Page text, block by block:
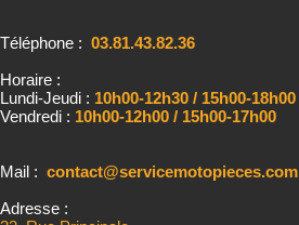
Téléphone : 03.81.43.82.36
Horaire :
Lundi-Jeudi : 10h00-12h30 / 15h00-18h00
Vendredi : 10h00-12h00 / 15h00-17h00
Mail : contact@servicemotopieces.com
Adresse :